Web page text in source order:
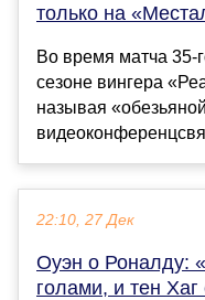
только на
Во время матча 35-
сезоне вингера
называя
22:10, 27 Дек
Оуэн о Роналду:
голами, и тен